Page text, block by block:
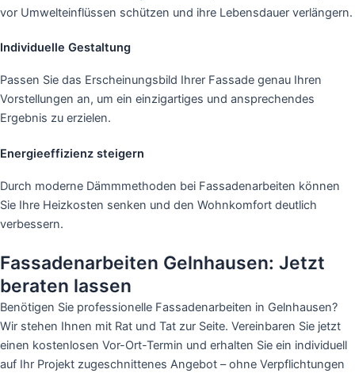
vor Umwelteinflüssen schützen und ihre Lebensdauer verlängern.
Individuelle Gestaltung
Passen Sie das Erscheinungsbild Ihrer Fassade genau Ihren
Vorstellungen an, um ein einzigartiges und ansprechendes
Ergebnis zu erzielen.
Energieeffizienz steigern
Durch moderne Dämmmethoden bei Fassadenarbeiten können
Sie Ihre Heizkosten senken und den Wohnkomfort deutlich
verbessern.
Fassadenarbeiten Gelnhausen: Jetzt
beraten lassen
Benötigen Sie professionelle Fassadenarbeiten in Gelnhausen?
Wir stehen Ihnen mit Rat und Tat zur Seite. Vereinbaren Sie jetzt
einen kostenlosen Vor-Ort-Termin und erhalten Sie ein individuell
auf Ihr Projekt zugeschnittenes Angebot – ohne Verpflichtungen